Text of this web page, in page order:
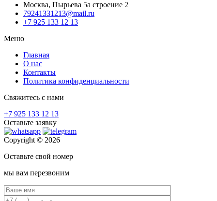
Москва, Пырьева 5а строение 2
79241331213@mail.ru
+7 925 133 12 13
Меню
Главная
О нас
Контакты
Политика конфиденциальности
Свяжитесь с нами
+7 925 133 12 13
Оставьте заявку
Copyright © 2026
Оставьте свой номер
мы вам перезвоним